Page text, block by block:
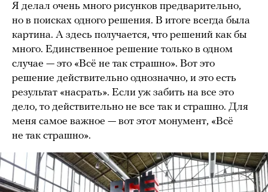
Я делал очень много рисунков предварительно,
но в поисках одного решения. В итоге всегда была
картина. А здесь получается, что решений как бы
много. Единственное решение только в одном
случае — это «Всё не так страшно». Вот это
решение действительно однозначно, и это есть
результат «насрать». Если уж забить на все это
дело, то действительно не все так и страшно. Для
меня самое важное — вот этот монумент, «Всё
не так страшно».